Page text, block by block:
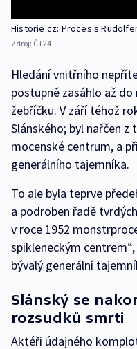
Historie.cz: Proces s
Zdroj: ČT24
Hledání vnitřního
postupně zasáhlo až
žebříčku. V září téhož
Slánského; byl nařčen z
mocenské centrum, a
generálního tajemníka.
To ale byla teprve
a podroben řadě
v roce 1952
spikleneckým
bývalý generální
Slánský se
rozsudků smrti
Aktéři údajného